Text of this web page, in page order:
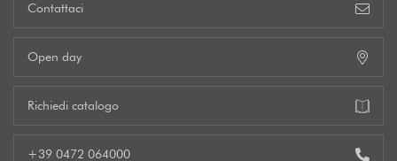
Contattaci
Open day
Richiedi catalogo
+39 0472 064000